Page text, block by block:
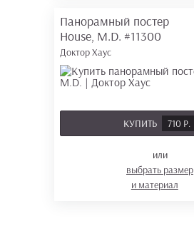
Панорамный постер
House, M.D. #11300
Доктор Хаус
КУПИТЬ 710 Р.
или
выбрать размер
и материал